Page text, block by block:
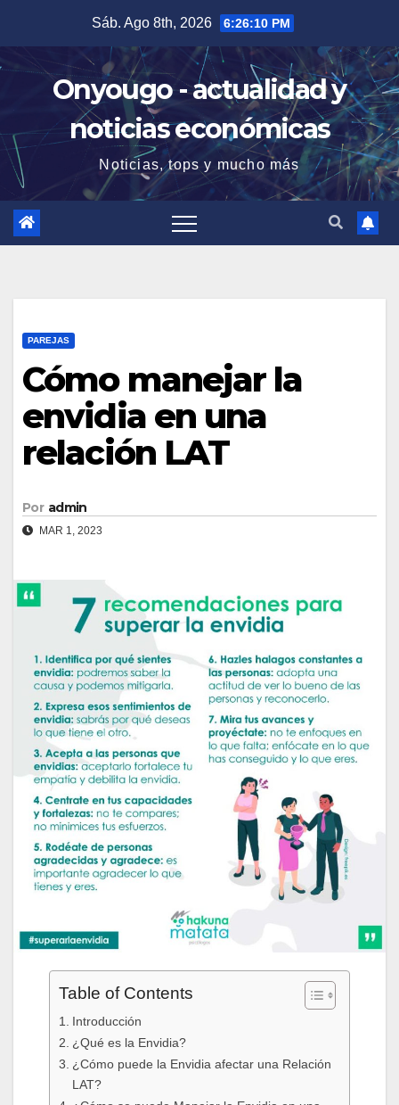
contenido
Sáb. Ago 8th, 2026 6:26:11 PM
Onyougo - actualidad y
noticias económicas
Noticias, tops y mucho más
PAREJAS
Cómo manejar la
envidia en una
relación LAT
Por admin
MAR 1, 2023
Table of Contents
Introducción
¿Qué es la Envidia?
¿Cómo puede la Envidia afectar una Relación
LAT?